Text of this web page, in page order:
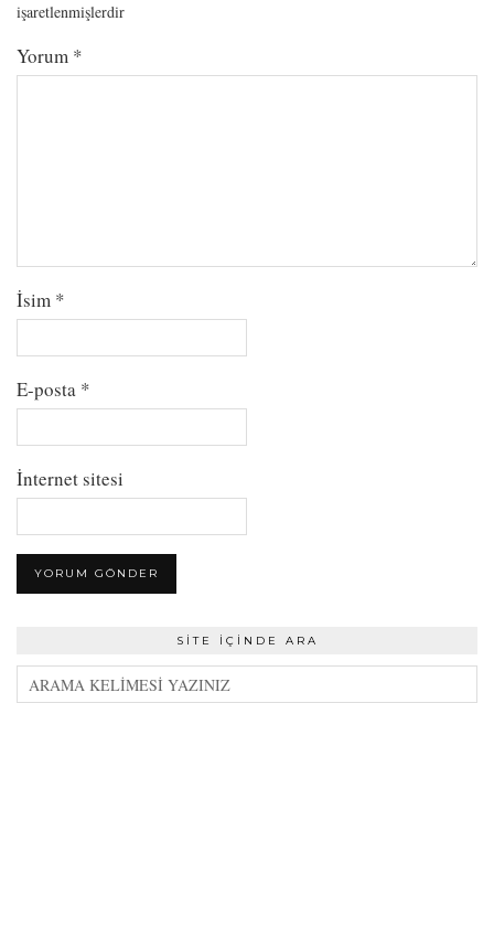
işaretlenmişlerdir
Yorum *
İsim *
E-posta *
İnternet sitesi
SITE İÇINDE ARA